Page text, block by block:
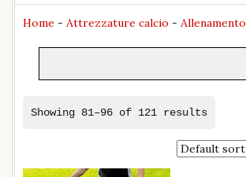
Home - Attrezzature calcio - Allenamento
Showing 81–96 of 121 results